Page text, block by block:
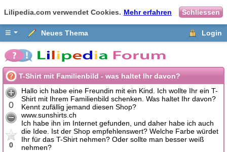
Lilipedia.com verwendet Cookies. Mehr erfahren Schliessen
≡ Neues Thema Login
T-Shirt mit Familienbild - was haltet Ihr davon?
0
0
Hallo ich habe eine Freundin mit ein Kind. Ich wollte Ihr ein T-
Shirt mit Ihrem Familienbild schenken. Was haltet Ihr davon?
Kennt zufällig jemand diesen Shop?
www.sunshirts.ch
Ich habe ihn im Internet gefunden, und daher habe ich auch
die Idee. Ist der Shop empfehlenswert? Welche Farbe würdet
Ihr für das T-Shirt nehmen? Oder sollte man besser weiß
nehmen?